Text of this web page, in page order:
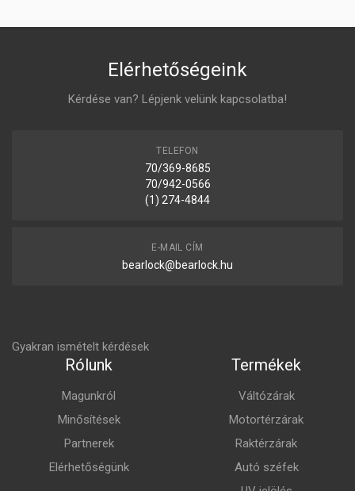
Elérhetőségeink
Kérdése van? Lépjenk velünk kapcsolatba!
TELEFON
70/369-8685
70/942-0566
(1) 274-4844
E-MAIL CÍM
bearlock@bearlock.hu
Gyakran ismételt kérdések
Rólunk
Magunkról
Minősítések
Partnerek
Elérhetőségünk
Termékek
Váltózárak
Motortérzárak
Raktérzárak
Autó széfek